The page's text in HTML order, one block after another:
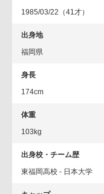
1985/03/22（41才）
出身地
福岡県
身長
174cm
体重
103kg
出身校・チーム歴
東福岡高校 - 日本大学